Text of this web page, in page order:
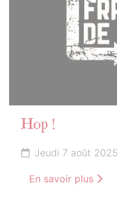
Hop !
Jeudi 7 août
En savoir plus